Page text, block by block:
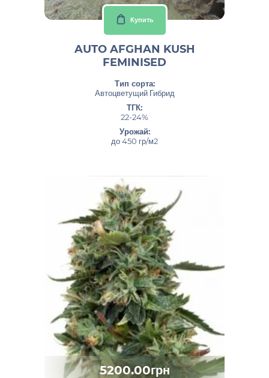
Купить
AUTO AFGHAN KUSH
FEMINISED
Тип сорта:
Автоцветущий Гибрид
ТГК:
22-24%
Урожай:
до 450 гр/м2
5200.00грн